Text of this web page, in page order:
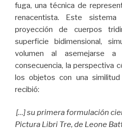
fuga, una técnica de
renacentista. Este
proyección de cuerpos
superficie bidimensional,
volumen al asemejarse
consecuencia, la perspectiva
los objetos con una
recibió:
[…] su primera formulación
Pictura Libri Tre, de Leone